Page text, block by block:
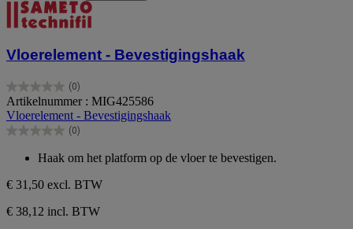
Vloerelement - Bevestigingshaak
(0)
0.0
van
de
5
Artikelnummer : MIG425586
Vloerelement - Bevestigingshaak
(0)
0.0
5
sterren.
Haak om het platform op de vloer te bevestigen.
€ 31,50 excl. BTW
€ 38,12 incl. BTW